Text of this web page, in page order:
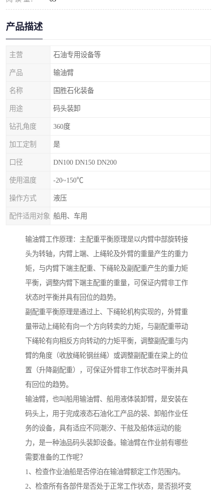
产品描述
主营 石油专用设备等
产品 输油臂
名称 国胜石化装备
用途 码头装卸
钻孔角度 360度
加工定制 是
口径 DN100 DN150 DN200
使用温度 -20~150℃
操作方式 液压
配件适用对象 船用、车用
输油臂工作原理：主配重平衡原理是以内臂中部旋转接
头为转轴，内臂上端、上绳轮及外臂的重量产生的重力
矩，与内臂下端主配重、下绳轮及副配重产生的重力矩
平衡，调整内臂下端主配重的重量，可保证内臂非工作
状态时平衡并具有回位的趋势。
副配重平衡原理是通过上、下绳轮机构实现的，外臂重
量带动上绳轮有向一个方向转卖的力矩，与副配重带动
下绳轮有向相反方向转动的力矩平衡，调整副配重与内
臂的角度（收放绳轮钢丝绳）或调整副配重在梁上的位
置（升降副配重），可保证外臂非工作状态时平衡并具
有回位的趋势。
输油臂，也叫船用输油臂、船用液体装卸臂，是安装在
码头上，用于完成液态石油化工产品的装、卸船作业任
务的设备，具有适应不同潮汐、干舷及船体运动的能
力，是一种油品码头装卸设备。输油臂在作业前有哪些
需要准备的工作呢？
1、检查作业油船是否停泊在输油臂额定工作范围内。
2、检查所有各部件是否处于正常工作状态，是否损坏变